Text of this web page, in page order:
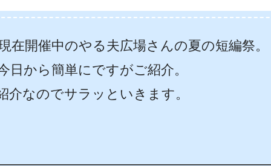
在開催中のやる夫広場さんの夏の短編祭。
日から簡単にですがご紹介。
介なのでサラッといきます。